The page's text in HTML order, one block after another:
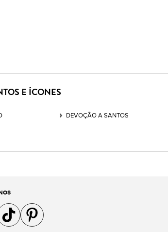
E ÍCONES
DEVOÇÃO A SANTOS
no Instagram
a gente no YouTube
Acompanhe a gente no TikTok
Acompanhe a gente no Pinterest